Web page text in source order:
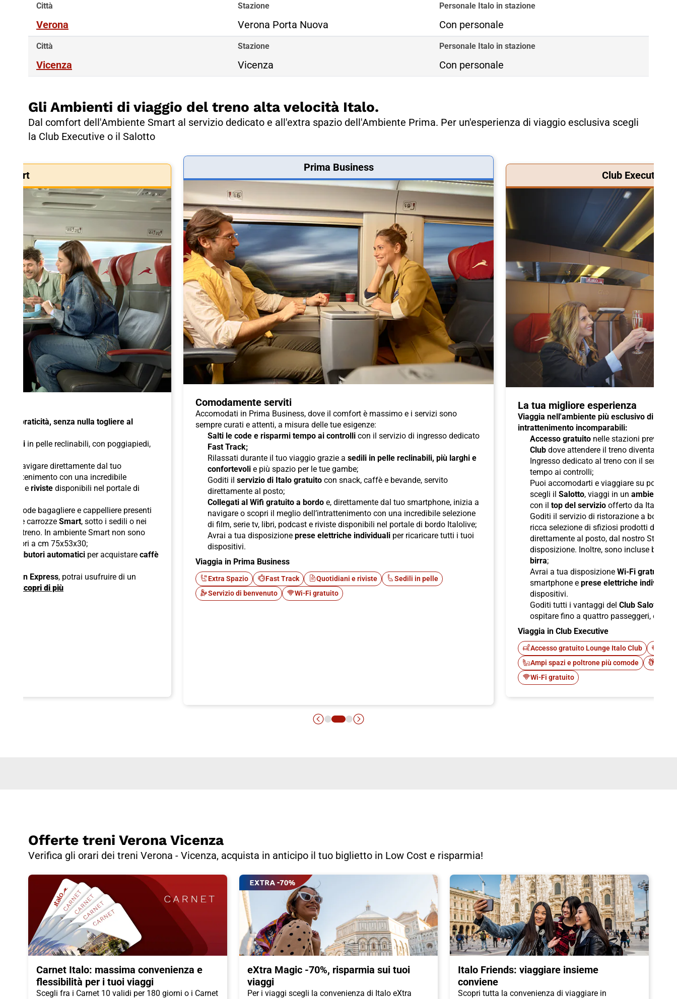
Città
Verona
Stazione
Verona Porta Nuova
Personale Italo in stazione
Con personale
Città
Vicenza
Stazione
Vicenza
Personale Italo in stazione
Con personale
Gli Ambienti di viaggio del treno alta velocità Italo.
Dal comfort dell'Ambiente Smart al servizio dedicato e all'extra spazio dell'Ambiente Prima. Per un'esperienza di viaggio esclusiva scegli
la Club Executive o il Salotto
Smart
e praticità, senza nulla togliere al
sedili in pelle reclinabili, con poggiapiedi,
per navigare direttamente dal tuo
con una incredibile
e riviste disponibili nel portale di
comode bagagliere e cappelliere presenti
nelle carrozze Smart, sotto i sedili o nei
del treno. In ambiente Smart non sono
a cm 75x53x30;
distributori automatici per acquistare caffè
Express, potrai usufruire di un
Scopri di più
Prima Business
Comodamente serviti
Accomodati in Prima Business, dove il comfort è massimo e i servizi sono
sempre curati e attenti, a misura delle tue esigenze:
Salti le code e risparmi tempo ai controlli con il servizio di ingresso dedicato
Fast Track;
Rilassati durante il tuo viaggio grazie a sedili in pelle reclinabili, più larghi e
confortevoli e più spazio per le tue gambe;
Goditi il servizio di Italo gratuito con snack, caffè e bevande, servito
direttamente al posto;
Collegati al Wifi gratuito a bordo e, direttamente dal tuo smartphone, inizia a
navigare o scopri il meglio dell’intrattenimento con una incredibile selezione
di film, serie tv, libri, podcast e riviste disponibili nel portale di bordo Italolive;
Avrai a tua disposizione prese elettriche individuali per ricaricare tutti i tuoi
dispositivi.
Viaggia in Prima Business
Extra Spazio Fast Track Quotidiani e riviste
Sedili in pelle
Servizio di benvenuto
Wi-Fi gratuito
Club Executive
La tua migliore esperienza
Viaggia nell'ambiente più esclusivo di Italo
intrattenimento incomparabili:
Accesso gratuito nelle stazioni previste
Club dove attendere il treno diventa un
Ingresso dedicato al treno con il servizio
tempo ai controlli;
Puoi accomodarti e viaggiare su poltrone
scegli il Salotto, viaggi in un ambiente
con il top del servizio offerto da Italo;
Goditi il servizio di ristorazione a bordo
ricca selezione di sfiziosi prodotti di
direttamente al posto, dal nostro Staff di
disposizione. Inoltre, sono incluse
birra;
Avrai a tua disposizione Wi-Fi gratuito
smartphone e prese elettriche individuali
dispositivi.
Goditi tutti i vantaggi del Club Salotto
ospitare fino a quattro passeggeri,
Viaggia in Club Executive
Accesso gratuito Lounge Italo Club
Ampi spazi e poltrone più comode
Wi-Fi gratuito
Offerte treni Verona Vicenza
Verifica gli orari dei treni Verona - Vicenza, acquista in anticipo il tuo biglietto in Low Cost e risparmia!
Carnet Italo: massima convenienza e
flessibilità per i tuoi viaggi
Scegli fra i Carnet 10 validi per 180 giorni o i Carnet
eXtra Magic -70%, risparmia sui tuoi
viaggi
Per i viaggi scegli la convenienza di Italo eXtra
Italo Friends: viaggiare insieme
conviene
Scopri tutta la convenienza di viaggiare in